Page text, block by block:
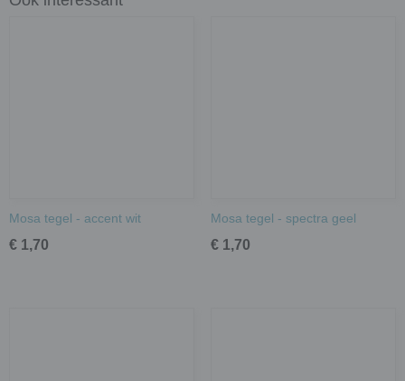
Mosa tegel - accent wit
€ 1,70
Mosa tegel - spectra geel
€ 1,70